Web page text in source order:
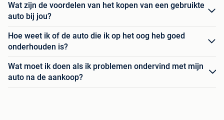
Wat zijn de voordelen van het kopen van een gebruikte
auto bij jou?
Hoe weet ik of de auto die ik op het oog heb goed
onderhouden is?
Wat moet ik doen als ik problemen ondervind met mijn
auto na de aankoop?